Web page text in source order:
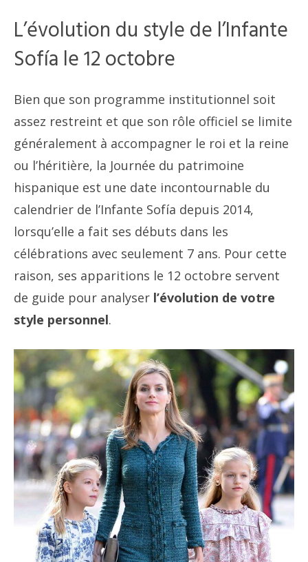
L’évolution du style de l’Infante
Sofía le 12 octobre
Bien que son programme institutionnel soit
assez restreint et que son rôle officiel se limite
généralement à accompagner le roi et la reine
ou l’héritière, la Journée du patrimoine
hispanique est une date incontournable du
calendrier de l’Infante Sofía depuis 2014,
lorsqu’elle a fait ses débuts dans les
célébrations avec seulement 7 ans. Pour cette
raison, ses apparitions le 12 octobre servent
de guide pour analyser l’évolution de votre
style personnel.